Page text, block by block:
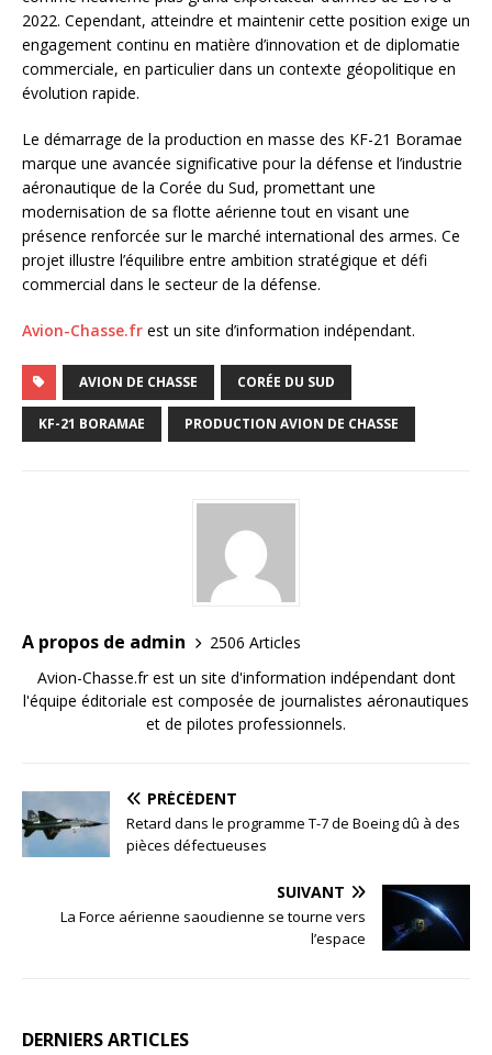
2022. Cependant, atteindre et maintenir cette position exige un
engagement continu en matière d’innovation et de diplomatie
commerciale, en particulier dans un contexte géopolitique en
évolution rapide.
Le démarrage de la production en masse des KF-21 Boramae
marque une avancée significative pour la défense et l’industrie
aéronautique de la Corée du Sud, promettant une
modernisation de sa flotte aérienne tout en visant une
présence renforcée sur le marché international des armes. Ce
projet illustre l’équilibre entre ambition stratégique et défi
commercial dans le secteur de la défense.
Avion-Chasse.fr est un site d’information indépendant.
AVION DE CHASSE CORÉE DU SUD
KF-21 BORAMAE PRODUCTION AVION DE CHASSE
A propos de admin
2506 Articles
Avion-Chasse.fr est un site d'information indépendant dont
l'équipe éditoriale est composée de journalistes aéronautiques
et de pilotes professionnels.
PRÉCÉDENT
Retard dans le programme T-7 de Boeing dû à des
pièces défectueuses
SUIVANT
La Force aérienne saoudienne se tourne vers
l’espace
DERNIERS ARTICLES